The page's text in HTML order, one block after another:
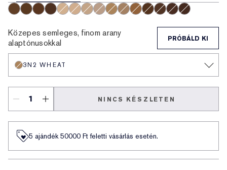
Közepes semleges, finom arany
alaptónusokkal
PRÓBÁLD KI
3N2 WHEAT
NINCS KÉSZLETEN
5 ajándék 50000​ Ft feletti vásárlás esetén.